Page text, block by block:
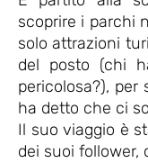
scoprire i parchi
solo attrazioni
del posto (chi
pericolosa?),
ha detto che ci
Il suo viaggio è
dei suoi